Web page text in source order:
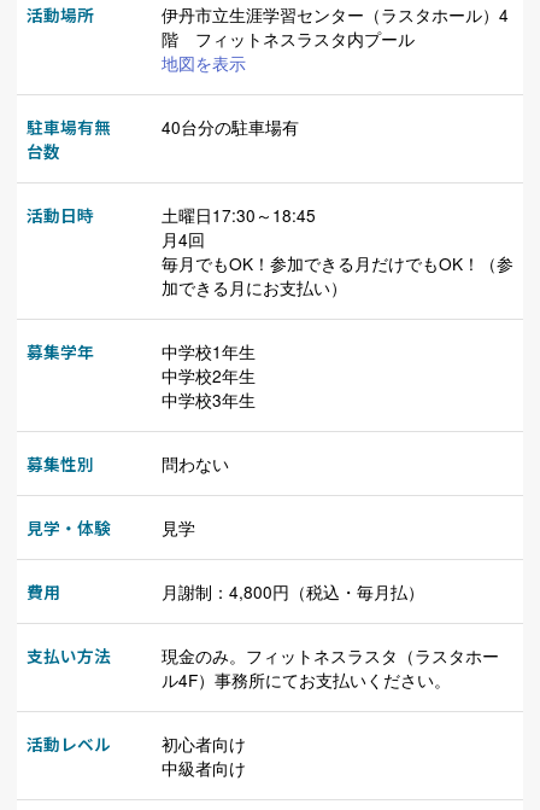
活動場所
伊丹市立生涯学習センター（ラスタホール）4
階 フィットネスラスタ内プール
地図を表示
駐車場有無
台数
40台分の駐車場有
活動日時
土曜日17:30～18:45
月4回
毎月でもOK！参加できる月だけでもOK！（参
加できる月にお支払い）
募集学年
中学校1年生
中学校2年生
中学校3年生
募集性別 問わない
見学・体験 見学
費用 月謝制：4,800円（税込・毎月払）
支払い方法
現金のみ。フィットネスラスタ（ラスタホー
ル4F）事務所にてお支払いください。
活動レベル
初心者向け
中級者向け